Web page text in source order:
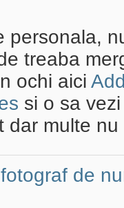
personala,
treaba
ochi aici
si o sa
dar multe
fotograf de